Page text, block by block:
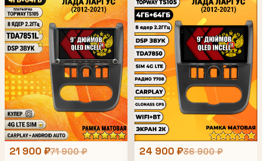
21 900 ₽71 900 ₽ 24 900 ₽36 900 ₽